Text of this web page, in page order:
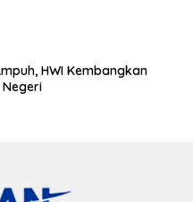
HWI Kembangkan